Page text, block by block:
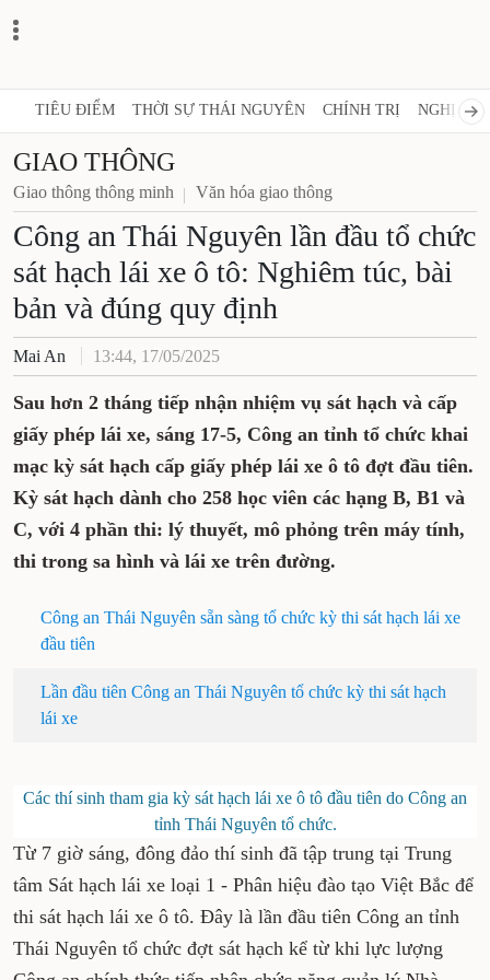
TIÊU ĐIỂM THỜI SỰ THÁI NGUYÊN CHÍNH TRỊ NGHỊ
GIAO THÔNG
Giao thông thông minh Văn hóa giao thông
Công an Thái Nguyên lần đầu tổ chức
sát hạch lái xe ô tô: Nghiêm túc, bài
bản và đúng quy định
Mai An 13:44, 17/05/2025
Sau hơn 2 tháng tiếp nhận nhiệm vụ sát hạch và cấp
giấy phép lái xe, sáng 17-5, Công an tỉnh tổ chức khai
mạc kỳ sát hạch cấp giấy phép lái xe ô tô đợt đầu tiên.
Kỳ sát hạch dành cho 258 học viên các hạng B, B1 và
C, với 4 phần thi: lý thuyết, mô phỏng trên máy tính,
thi trong sa hình và lái xe trên đường.
Công an Thái Nguyên sẵn sàng tổ chức kỳ thi sát hạch lái xe
đầu tiên
Lần đầu tiên Công an Thái Nguyên tổ chức kỳ thi sát hạch
lái xe
Các thí sinh tham gia kỳ sát hạch lái xe ô tô đầu tiên do Công an
tỉnh Thái Nguyên tổ chức.
Từ 7 giờ sáng, đông đảo thí sinh đã tập trung tại Trung
tâm Sát hạch lái xe loại 1 - Phân hiệu đào tạo Việt Bắc để
thi sát hạch lái xe ô tô. Đây là lần đầu tiên Công an tỉnh
Thái Nguyên tổ chức đợt sát hạch kể từ khi lực lượng